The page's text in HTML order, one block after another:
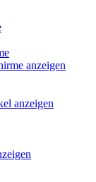
anzeigen
anzeigen